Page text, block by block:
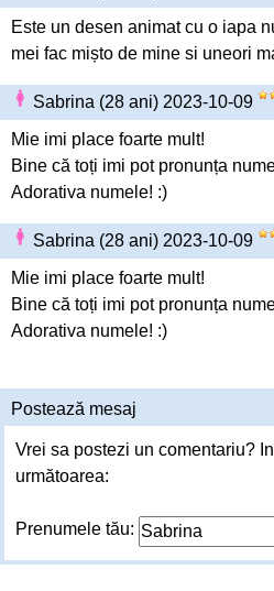
Este un desen animat cu o iapa
mei fac mișto de mine si uneori
Sabrina (28 ani) 2023-10-09
Mie imi place foarte mult!
Bine că toți imi pot pronunța
Adorativa numele! :)
Sabrina (28 ani) 2023-10-09
Mie imi place foarte mult!
Bine că toți imi pot pronunța
Adorativa numele! :)
Postează mesaj
Vrei sa postezi un comentariu?
următoarea:
Prenumele tău: